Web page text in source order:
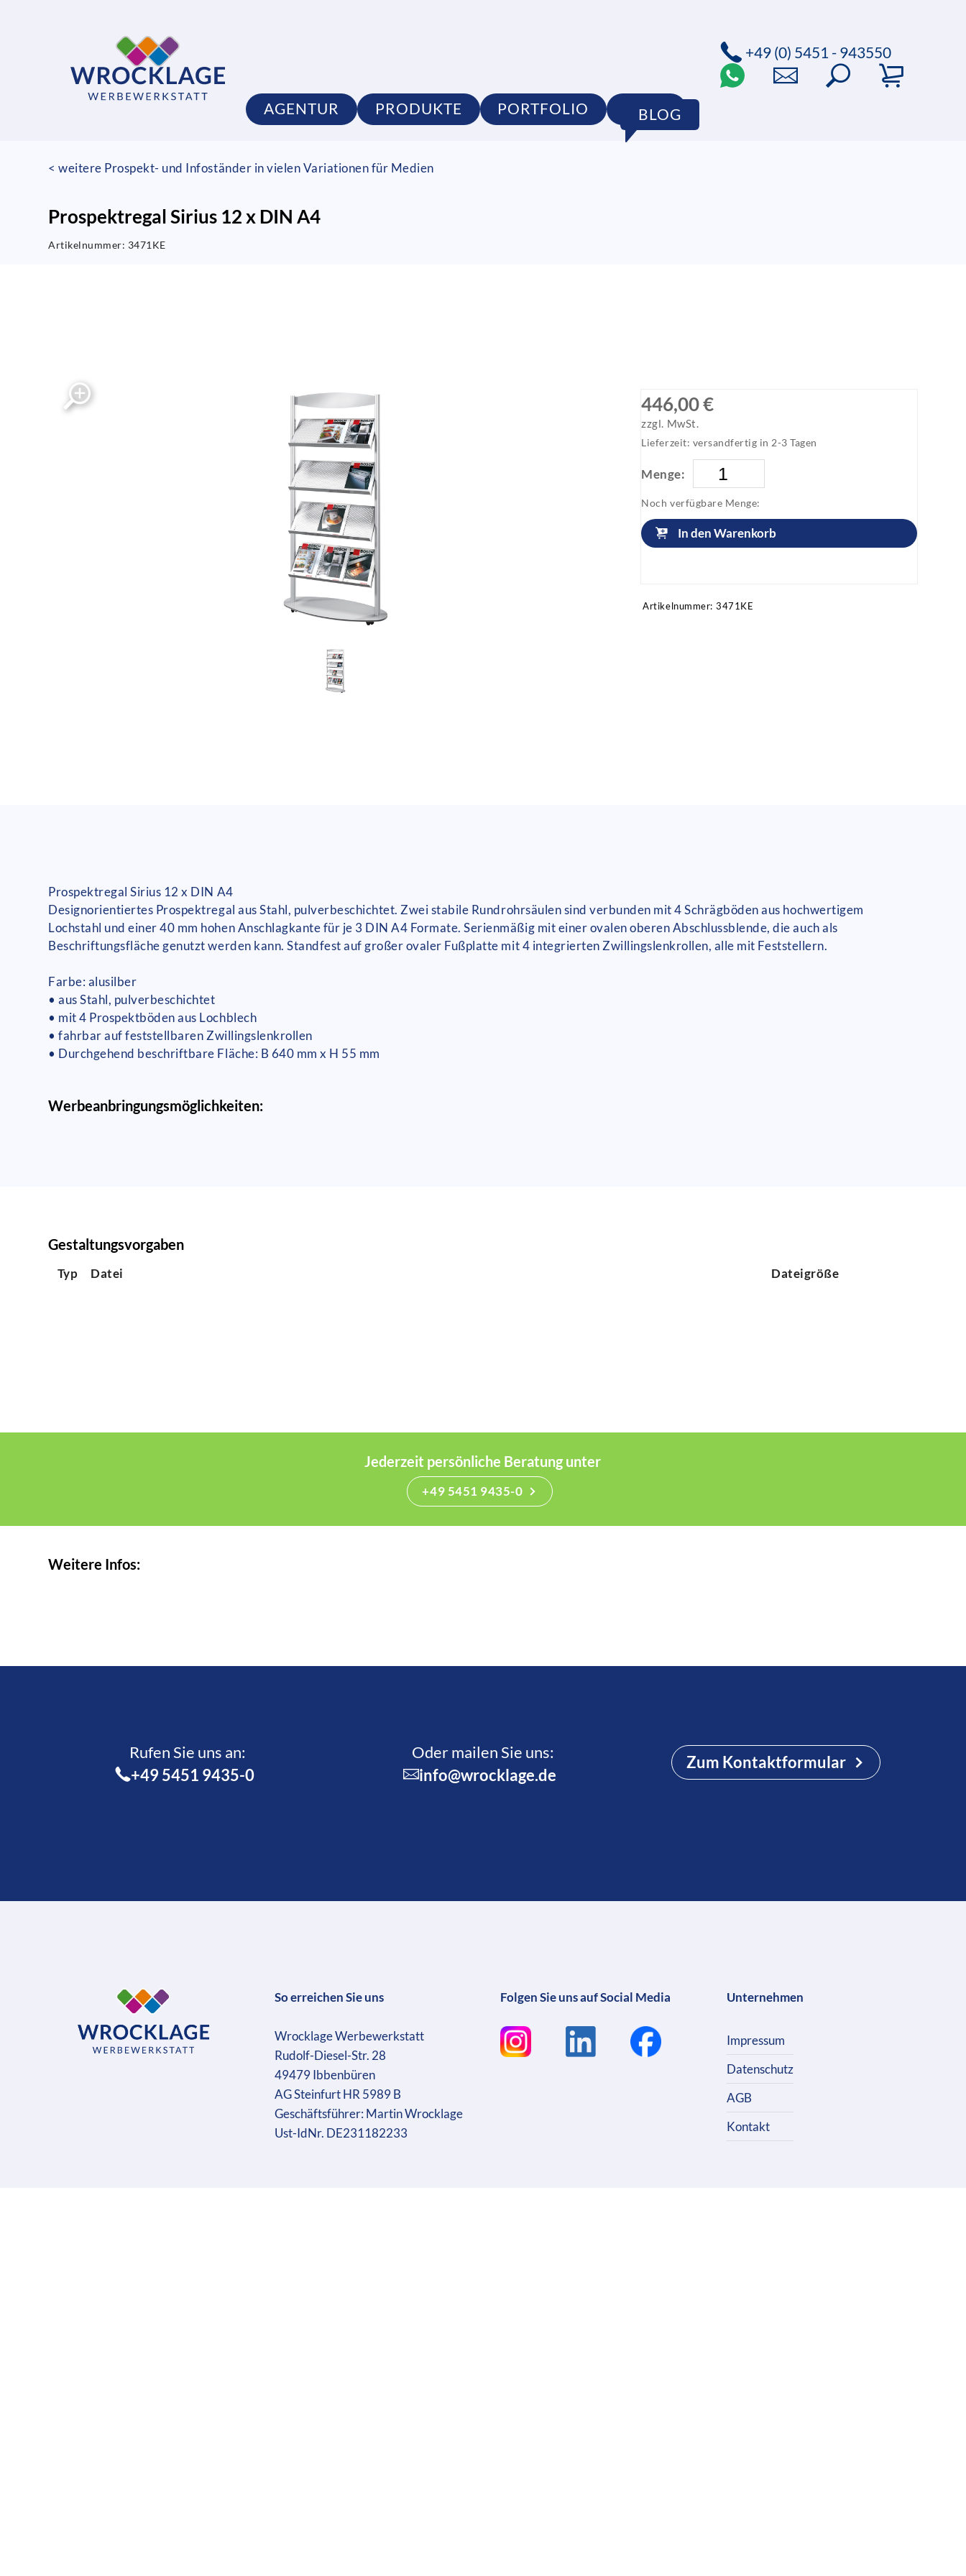
AGENTUR PRODUKTE PORTFOLIO SHOP
BLOG
+49 (0) 5451 - 943550
< weitere Prospekt- und Infoständer in vielen Variationen für Medien
Prospektregal Sirius 12 x DIN A4
Artikelnummer: 3471KE
446,00 €
zzgl. MwSt.
Lieferzeit: versandfertig in 2-3 Tagen
Menge:
Noch verfügbare Menge:
In den Warenkorb
Artikelnummer: 3471KE
Prospektregal Sirius 12 x DIN A4
Designorientiertes Prospektregal aus Stahl, pulverbeschichtet. Zwei stabile Rundrohrsäulen sind verbunden mit 4 Schrägböden aus hochwertigem
Lochstahl und einer 40 mm hohen Anschlagkante für je 3 DIN A4 Formate. Serienmäßig mit einer ovalen oberen Abschlussblende, die auch als
Beschriftungsfläche genutzt werden kann. Standfest auf großer ovaler Fußplatte mit 4 integrierten Zwillingslenkrollen, alle mit Feststellern.
Farbe: alusilber
• aus Stahl, pulverbeschichtet
• mit 4 Prospektböden aus Lochblech
• fahrbar auf feststellbaren Zwillingslenkrollen
• Durchgehend beschriftbare Fläche: B 640 mm x H 55 mm
Werbeanbringungsmöglichkeiten:
Gestaltungsvorgaben
Typ Datei Dateigröße
Jederzeit persönliche Beratung unter
+49 5451 9435-0
Weitere Infos:
Rufen Sie uns an:­
+49 5451 9435-0
Oder mailen Sie uns:
info@wrocklage.de
Zum Kontaktformular
So erreichen Sie uns
Wrocklage Werbewerkstatt
Rudolf-Diesel-Str. 28
49479 Ibbenbüren
AG Steinfurt HR 5989 B
Geschäftsführer: Martin Wrocklage
Ust-IdNr. DE231182233
Folgen Sie uns auf Social Media Unternehmen
Impressum
Datenschutz
AGB
Kontakt